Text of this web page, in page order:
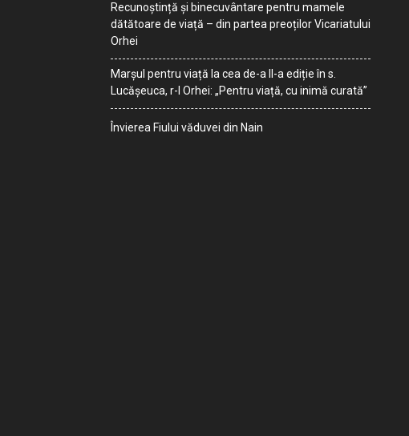
Recunoștință și binecuvântare pentru mamele
dătătoare de viață – din partea preoților Vicariatului
Orhei
Marșul pentru viață la cea de-a II-a ediție în s.
Lucășeuca, r-l Orhei: „Pentru viață, cu inimă curată”
Învierea Fiului văduvei din Nain